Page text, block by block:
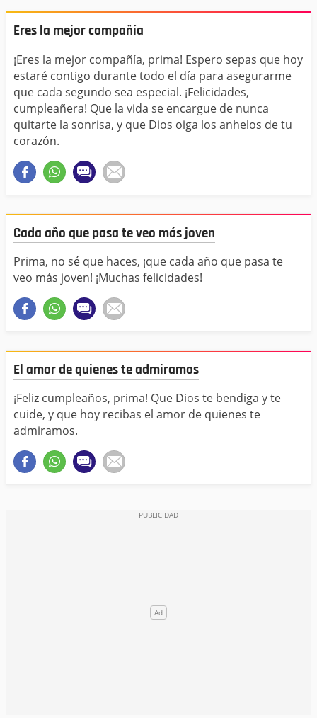
Eres la mejor compañía
¡Eres la mejor compañía, prima! Espero sepas que hoy
estaré contigo durante todo el día para asegurarme
que cada segundo sea especial. ¡Felicidades,
cumpleañera! Que la vida se encargue de nunca
quitarte la sonrisa, y que Dios oiga los anhelos de tu
corazón.
Cada año que pasa te veo más joven
Prima, no sé que haces, ¡que cada año que pasa te
veo más joven! ¡Muchas felicidades!
El amor de quienes te admiramos
¡Feliz cumpleaños, prima! Que Dios te bendiga y te
cuide, y que hoy recibas el amor de quienes te
admiramos.